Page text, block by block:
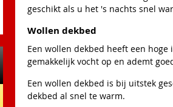
geschikt als u het 's nachts snel
Wollen dekbed
Een wollen dekbed heeft een
gemakkelijk vocht op en ademt
Een wollen dekbed is bij uitstek
dekbed al snel te warm.